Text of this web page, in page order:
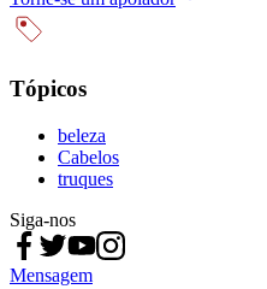
Tópicos
beleza
Cabelos
truques
Siga-nos
Mensagem